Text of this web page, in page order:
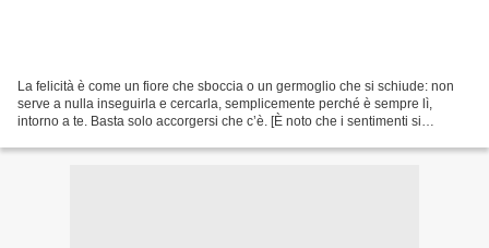
La felicità è come un fiore che sboccia o un germoglio che si schiude: non
serve a nulla inseguirla e cercarla, semplicemente perché è sempre lì,
intorno a te. Basta solo accorgersi che c’è. [È noto che i sentimenti si